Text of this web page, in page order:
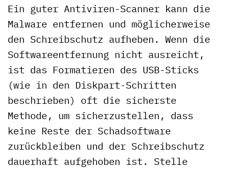
Ein guter Antiviren-Scanner kann die
Malware entfernen und möglicherweise
den Schreibschutz aufheben. Wenn die
Softwareentfernung nicht ausreicht,
ist das Formatieren des USB-Sticks
(wie in den Diskpart-Schritten
beschrieben) oft die sicherste
Methode, um sicherzustellen, dass
keine Reste der Schadsoftware
zurückbleiben und der Schreibschutz
dauerhaft aufgehoben ist. Stelle